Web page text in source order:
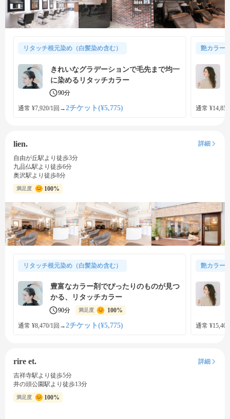
リタッチ根元染め（白髪染め含む）
きれいなグラデーションで毛先まで均一
に染めるリタッチカラー
90分
通常 ¥7,920/1回 →2チケット(¥5,775)
艶カラー
通常
lien.
詳細
自由が丘駅より徒歩3分
九品仏駅より徒歩6分
奥沢駅より徒歩8分
満足度 100%
リタッチ根元染め（白髪染め含む）
豊富なカラー剤でぴったりのものが見つ
かる、リタッチカラー
90分 満足度 100%
通常 ¥8,470/1回 →2チケット(¥5,775)
艶カラー
通常
rire et.
詳細
吉祥寺駅より徒歩5分
井の頭公園駅より徒歩13分
満足度 100%